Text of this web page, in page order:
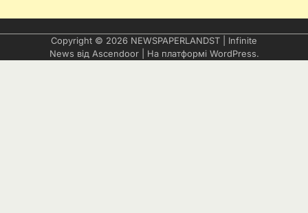
Copyright © 2026 NEWSPAPERLANDST | Infinite
News від Ascendoor| На платформі WordPress.